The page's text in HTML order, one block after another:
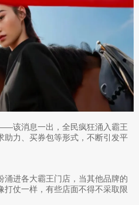
该消息一出，全民疯狂涌入霸王
助力、买券包等形式，不断引发平
涌进各大霸王门店，当其他品牌的
打仗一样，有些店面不得不采取限